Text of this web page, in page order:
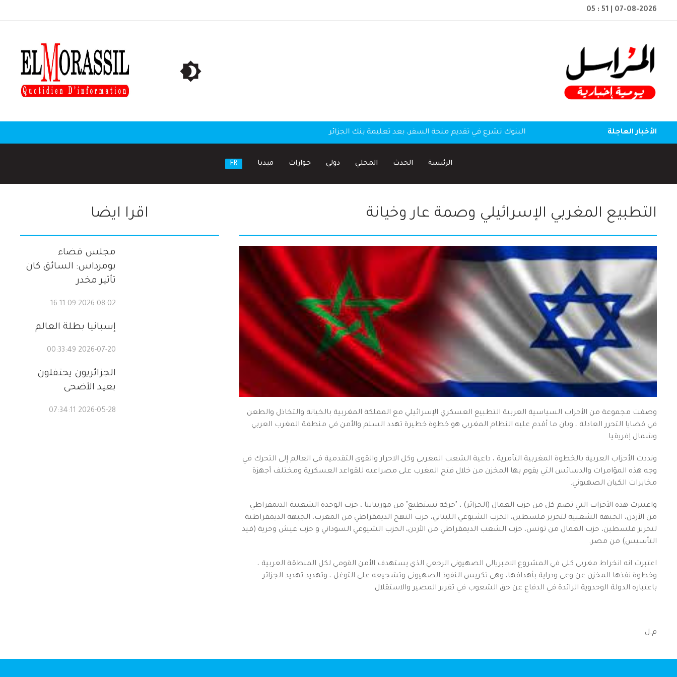
05 : 51 | 07-08-2026
الأخبار العاجلة البنوك تشرع في تقديم منحة السفر، بعد تعليمة بنك الجزائر
الرئيسة الحدث المحلي دولي حوارات ميديا FR
التطبيع المغربي الإسرائيلي وصمة عار وخيانة
وصفت مجموعة من الأحزاب السياسية العربية التطبيع العسكري الإسرائيلي مع المملكة المغربية بالخيانة والتخاذل والطعن
في قضايا التحرر العادلة ، وبان ما أقدم عليه النظام المغربي هو خطوة خطيرة تهدد السلم والأمن في منطقة المغرب العربي
وشمال إفريقيا.
ونددت الأحزاب العربية بالخطوة المغربية التآمرية ، داعية الشعب المغربي وكل الاحرار والقوى التقدمية في العالم إلى التحرك في
وجه هذه المؤامرات والدسائس التي يقوم بها المخزن من خلال فتح المغرب على مصراعيه للقواعد العسكرية ومختلف أجهزة
مخابرات الكيان الصهيوني.
واعتبرت هذه الأحزاب التي تضم كل من حزب العمال (الجزائر) ، "حركة نستطيع" من موريتانيا ، حزب الوحدة الشعبية الديمقراطي
من الأردن، الجبهة الشعبية لتحرير فلسطين، الحزب الشيوعي اللبناني، حزب النهج الديمقراطي من المغرب، الجبهة الديمقراطية
لتحرير فلسطين، حزب العمال من تونس، حزب الشعب الديمقراطي من الأردن، الحزب الشيوعي السوداني و حزب عيش وحرية (قيد
التأسيس) من مصر.
اعتبرت انه انخراط مغربي كلي في المشروع الامبريالي الصهيوني الرجعي الذي يستهدف الأمن القومي لكل المنطقة العربية ،
وخطوة نفذها المخزن عن وعي ودراية بأهدافها، وهي تكريس النفوذ الصهيوني وتشجيعه على التوغل ، وتهديد تهديد الجزائر
باعتباره الدولة الوحدوية الرائدة في الدفاع عن حق الشعوب في تقرير المصير والاستقلال.
م.ل
اقرا ايضا
مجلس قضاء
بومرداس: السائق كان
تأثير مخدر
2026-08-02 16:11:09
إسبانيا بطلة العالم
2026-07-20 00:33:49
الجزائريون يحتفلون
بعيد الأضحى
2026-05-28 07:34:11